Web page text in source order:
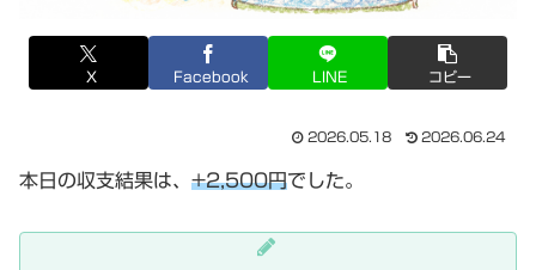
X Facebook LINE コピー
2026.05.18 2026.06.24
本日の収支結果は、 +2,500円でした。